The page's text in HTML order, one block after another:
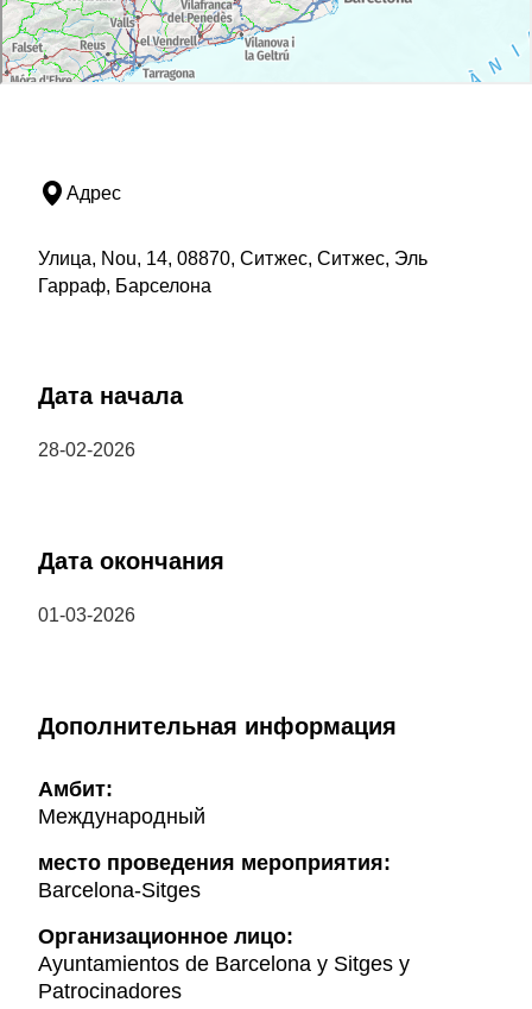
Адрес
Улица, Nou, 14, 08870, Ситжес, Ситжес, Эль
Гарраф, Барселона
Дата начала
28-02-2026
Дата окончания
01-03-2026
Дополнительная информация
Амбит:
Международный
место проведения мероприятия:
Barcelona-Sitges
Организационное лицо:
Ayuntamientos de Barcelona y Sitges y
Patrocinadores